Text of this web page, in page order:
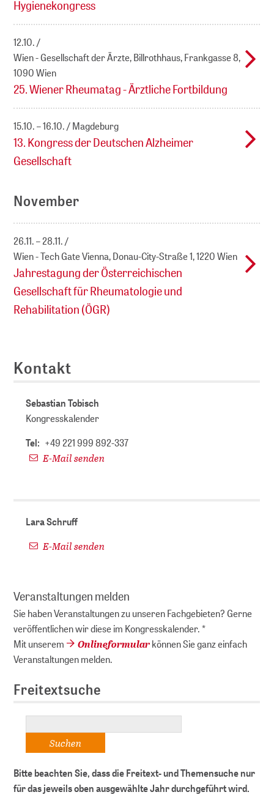
Hygienekongress
12.10.
Wien - Gesellschaft der Ärzte, Billrothhaus, Frankgasse 8,
1090 Wien
25. Wiener Rheumatag - Ärztliche Fortbildung
15.10. – 16.10. Magdeburg
13. Kongress der Deutschen Alzheimer
Gesellschaft
November
26.11. – 28.11.
Wien - Tech Gate Vienna, Donau-City-Straße 1, 1220 Wien
Jahrestagung der Österreichischen
Gesellschaft für Rheumatologie und
Rehabilitation (ÖGR)
Kontakt
Sebastian Tobisch
Kongresskalender
Tel: +49 221 999 892-337
E-Mail senden
Lara Schruff
E-Mail senden
Veranstaltungen melden
Sie haben Veranstaltungen zu unseren Fachgebieten? Gerne
veröffentlichen wir diese im Kongresskalender. *
Mit unserem
Onlineformularkönnen Sie ganz einfach
Veranstaltungen melden.
Freitextsuche
Bitte beachten Sie, dass die Freitext- und Themensuche nur
für das jeweils oben ausgewählte Jahr durchgeführt wird.